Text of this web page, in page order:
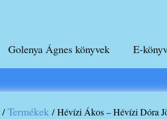
Golenya Ágnes könyvek E-
/Termékek / Hévízi Ákos – Hévízi Dóra